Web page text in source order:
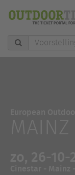
Voorstelling
zoeken